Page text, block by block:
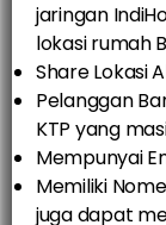
jaringan
lokasi rumah
Share Lokasi
Pelanggan
KTP yang
Mempunyai
Memiliki
juga dapat